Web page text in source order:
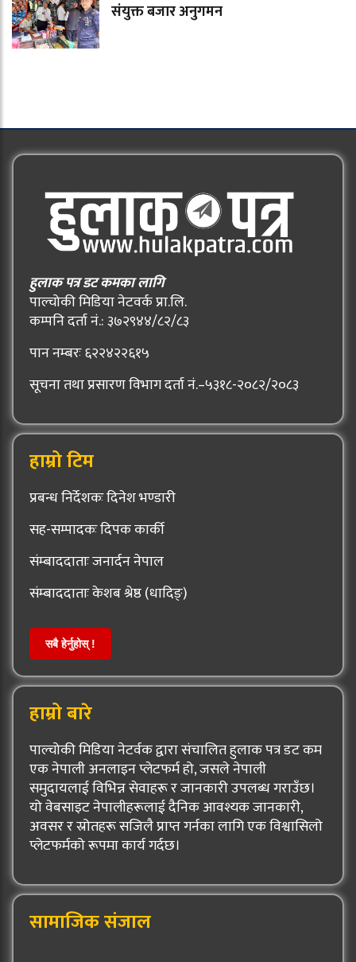
संयुक्त बजार अनुगमन
हुलाक पत्र डट कमका लागि
पाल्चोकी मिडिया नेटवर्क प्रा.लि.
कम्पनि दर्ता नं.: ३७२९४४/८२/८३
पान नम्बरः ६२२४२२६१५
सूचना तथा प्रसारण विभाग दर्ता नं.–५३१८-२०८२/२०८३
हाम्रो टिम
प्रबन्ध निर्देशकः दिनेश भण्डारी
सह-सम्पादकः दिपक कार्की
संम्बाददाताः जनार्दन नेपाल
संम्बाददाताः केशब श्रेष्ठ (धादिङ्)
सबै हेर्नुहोस् !
हाम्रो बारे
पाल्चोकी मिडिया नेटर्वक द्वारा संचालित हुलाक पत्र डट कम
एक नेपाली अनलाइन प्लेटफर्म हो, जसले नेपाली
समुदायलाई विभिन्न सेवाहरू र जानकारी उपलब्ध गराउँछ।
यो वेबसाइट नेपालीहरूलाई दैनिक आवश्यक जानकारी,
अवसर र स्रोतहरू सजिलै प्राप्त गर्नका लागि एक विश्वासिलो
प्लेटफर्मको रूपमा कार्य गर्दछ।
सामाजिक संजाल